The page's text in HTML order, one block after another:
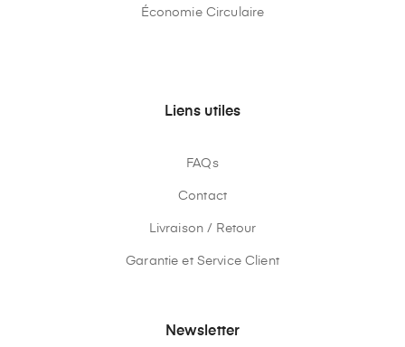
Économie Circulaire
Liens utiles
FAQs
Contact
Livraison / Retour
Garantie et Service Client
Newsletter